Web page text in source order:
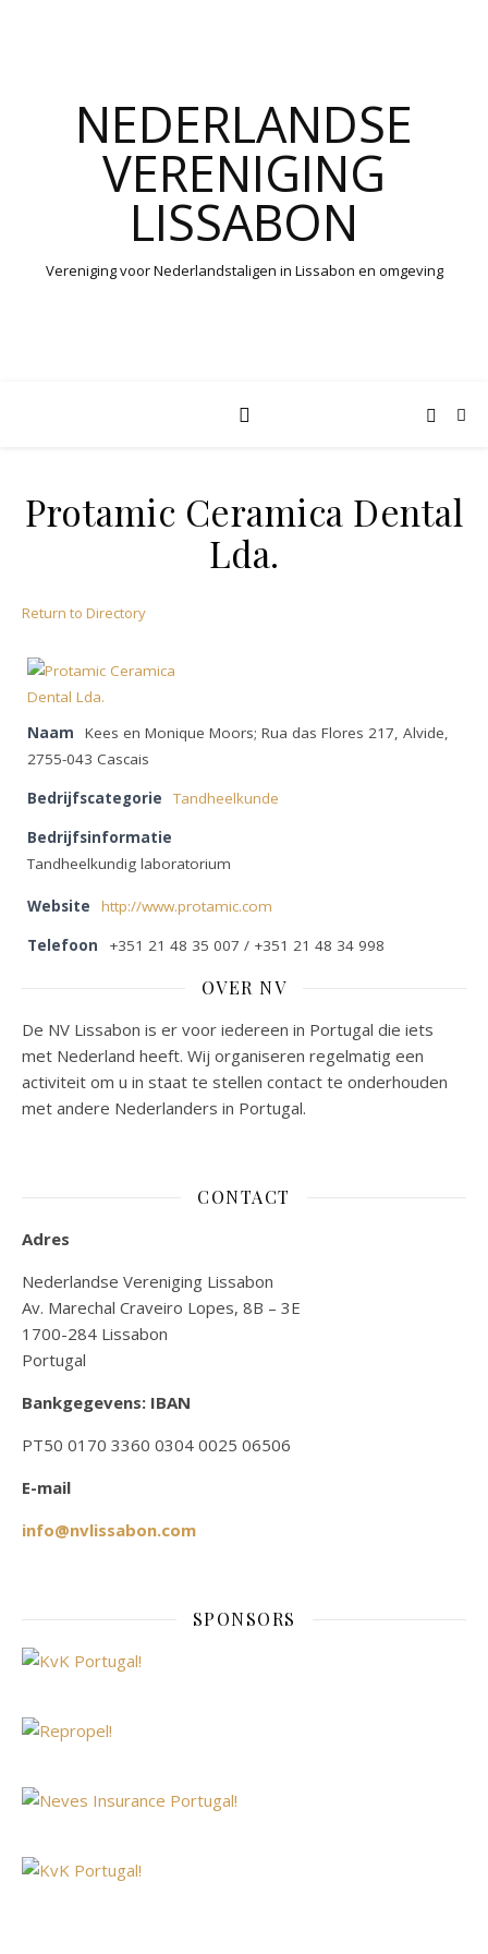
NEDERLANDSE
VERENIGING
LISSABON
Vereniging voor Nederlandstaligen in Lissabon en omgeving
Protamic Ceramica Dental
Lda.
Return to Directory
Naam
Kees en Monique Moors; Rua das Flores 217, Alvide,
2755-043 Cascais
Bedrijfscategorie
Tandheelkunde
Bedrijfsinformatie
Tandheelkundig laboratorium
Website
http://www.protamic.com
Telefoon
+351 21 48 35 007 / +351 21 48 34 998
OVER NV
De NV Lissabon is er voor iedereen in Portugal die iets
met Nederland heeft. Wij organiseren regelmatig een
activiteit om u in staat te stellen contact te onderhouden
met andere Nederlanders in Portugal.
CONTACT
Adres
Nederlandse Vereniging Lissabon
Av. Marechal Craveiro Lopes, 8B – 3E
1700-284 Lissabon
Portugal
Bankgegevens: IBAN
PT50 0170 3360 0304 0025 06506
E-mail
info@nvlissabon.com
SPONSORS